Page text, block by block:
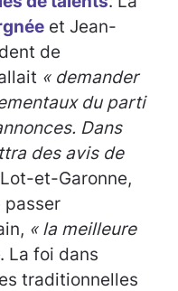
et Jean-
de
« demander
du parti
Dans
des avis de
et-Garonne,
passer
« la meilleure
. La foi dans
traditionnelles